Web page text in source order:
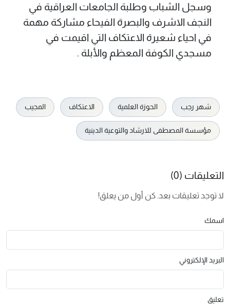
وسجل الشباب وطلبة الجامعات العراقية في
النجف الاشرف والبصرة الفيحاء مشاركة مهمة
في احياء شعيرة الاعتكاف التي اقيمت في
مسجدي الكوفة المعظم والأبلة .
شهر رجب الحوزة العلمية الاعتكاف المجيب
مؤسسة المصطفى للارشاد والتوعية الدينية
التعليقات (0)
لا توجد تعليقات بعد. كن أول من يعلق!
اسمك
البريد الإلكتروني
تعليق